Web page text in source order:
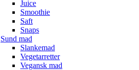
Juice
Smoothie
Saft
Snaps
Sund mad
Slankemad
Vegetarretter
Vegansk mad